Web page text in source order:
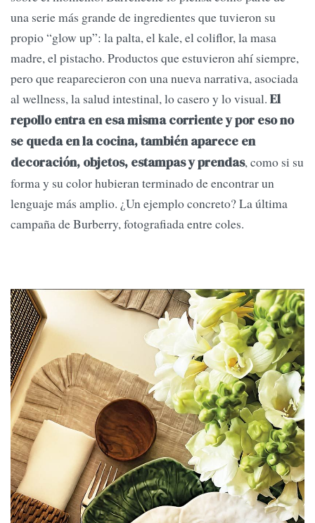
una serie más grande de ingredientes que tuvieron su
propio “glow up”: la palta, el kale, el coliflor, la masa
madre, el pistacho. Productos que estuvieron ahí siempre,
pero que reaparecieron con una nueva narrativa, asociada
al wellness, la salud intestinal, lo casero y lo visual. El
repollo entra en esa misma corriente y por eso no
se queda en la cocina, también aparece en
decoración, objetos, estampas y prendas, como si su
forma y su color hubieran terminado de encontrar un
lenguaje más amplio. ¿Un ejemplo concreto? La última
campaña de Burberry, fotografiada entre coles.